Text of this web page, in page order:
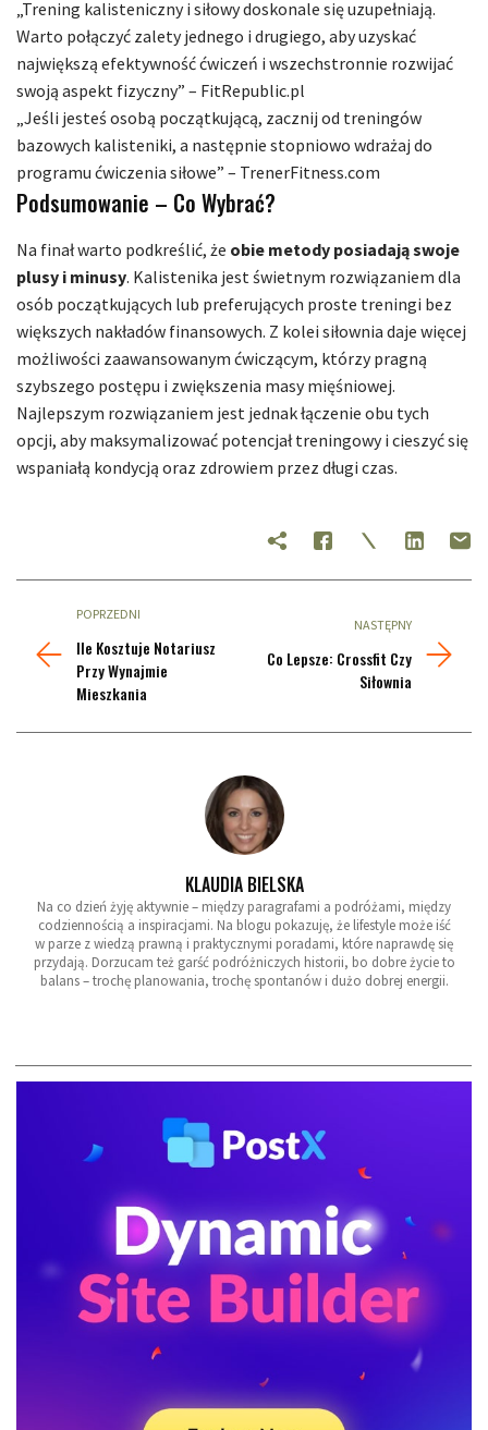
„Trening kalisteniczny i siłowy doskonale się uzupełniają.
Warto połączyć zalety jednego i drugiego, aby uzyskać
największą efektywność ćwiczeń i wszechstronnie rozwijać
swoją aspekt fizyczny” – FitRepublic.pl
„Jeśli jesteś osobą początkującą, zacznij od treningów
bazowych kalisteniki, a następnie stopniowo wdrażaj do
programu ćwiczenia siłowe” – TrenerFitness.com
Podsumowanie – Co Wybrać?
Na finał warto podkreślić, że obie metody posiadają swoje
plusy i minusy. Kalistenika jest świetnym rozwiązaniem dla
osób początkujących lub preferujących proste treningi bez
większych nakładów finansowych. Z kolei siłownia daje więcej
możliwości zaawansowanym ćwiczącym, którzy pragną
szybszego postępu i zwiększenia masy mięśniowej.
Najlepszym rozwiązaniem jest jednak łączenie obu tych
opcji, aby maksymalizować potencjał treningowy i cieszyć się
wspaniałą kondycją oraz zdrowiem przez długi czas.
POPRZEDNI
Ile Kosztuje Notariusz
Przy Wynajmie
Mieszkania
NASTĘPNY
Co Lepsze: Crossfit Czy
Siłownia
KLAUDIA BIELSKA
Na co dzień żyję aktywnie – między paragrafami a podróżami, między
codziennością a inspiracjami. Na blogu pokazuję, że lifestyle może iść
w parze z wiedzą prawną i praktycznymi poradami, które naprawdę się
przydają. Dorzucam też garść podróżniczych historii, bo dobre życie to
balans – trochę planowania, trochę spontanów i dużo dobrej energii.